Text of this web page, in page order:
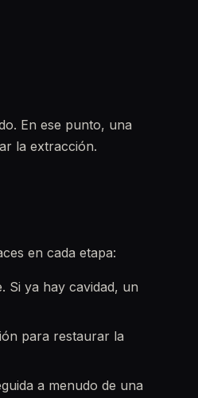
En ese punto, una
la extracción.
en cada etapa:
Si ya hay cavidad, un
para restaurar la
a menudo de una